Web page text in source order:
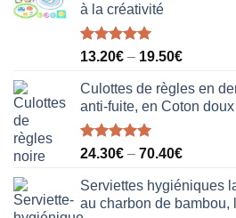
à la créativité
Note5.00
13.20€ – 19.50€
Culottes de règles en
anti-fuite, en Coton
Note5.00
24.30€ – 70.40€
Serviettes hygiéniques
au charbon de bambou,